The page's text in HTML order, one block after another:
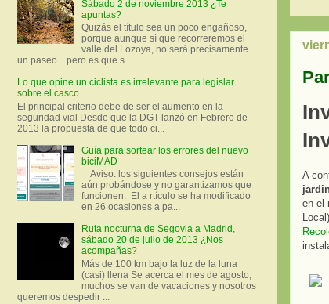
A
en el
Sábado 2 de noviembre 2013 ¿Te
apuntas?
Quizás el título sea un poco engañoso,
porque aunque sí que recorreremos el
valle del Lozoya, no será precisamente
un paseo... pero es que s...
Lo que opine un ciclista es irrelevante para legislar
sobre el casco
El principal criterio debe de ser el aumento en la
seguridad vial Desde que la DGT lanzó en Febrero de
2013 la propuesta de que todo ci...
Guía para sortear los errores del nuevo
biciMAD
Aviso: los siguientes consejos están
aún probándose y no garantizamos que
funcionen. El a rtículo se ha modificado
en 26 ocasiones a pa...
Ruta nocturna de Segovia a Madrid,
sábado 20 de julio de 2013 ¿Nos
acompañas?
Más de 100 km bajo la luz de la luna
(casi) llena Se acerca el mes de agosto,
muchos se van de vacaciones y nosotros
queremos despedir ...